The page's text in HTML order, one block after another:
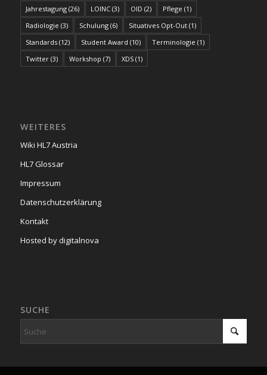
Jahrestagung(26) LOINC(3) OID (2) Pflege (1)
Radiologie (3) Schulung(6) Situatives Opt-Out(1)
Standards(12) Student Award (10) Terminologie (1)
Twitter(3) Workshop (7) XDS(1)
WEITERES
Wiki HL7 Austria
HL7 Glossar
Impressum
Datenschutzerklärung
Kontakt
Hosted by digitalnova
SUCHE